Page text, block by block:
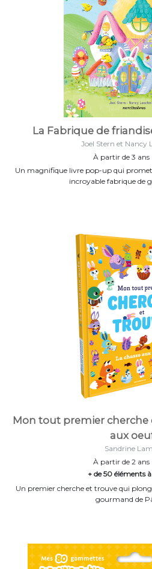
La Fabrique de
Joel Stern et Nancy
À partir de 3 ans
Un magnifique livre pop-up qui
incroyable fabrique de
Mon tout premier cherche
aux
Sandrine
À partir de 2 ans
+ de 50 éléments
Un premier cherche et trouve qui
gourmand de